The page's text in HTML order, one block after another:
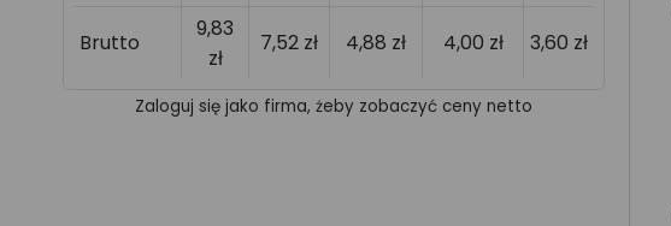
Brutto
9,83
zł
7,52 zł 4,88 zł 4,00 zł 3,60 zł
Zaloguj się jako firma, żeby zobaczyć ceny netto